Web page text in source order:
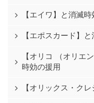
【エイワ】と消滅
【エポスカード】
【オリコ （オリエ
時効の援用
【オリックス・ク